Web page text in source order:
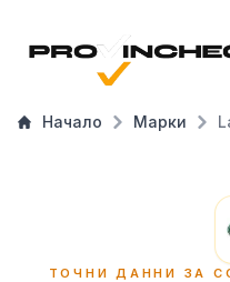
Начало Марки
ТОЧНИ ДАННИ ЗА